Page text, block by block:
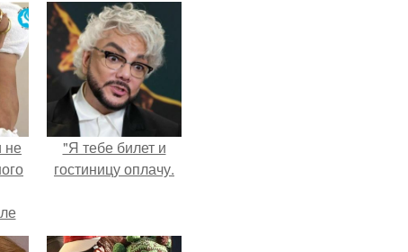
не
"Я тебе билет и
гостиницу оплачу.